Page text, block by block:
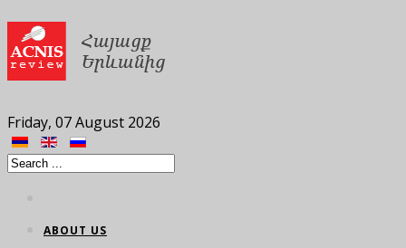
Friday, 07 August 2026
ABOUT US